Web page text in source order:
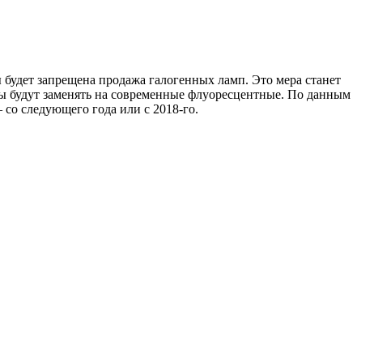
запрещена продажа галогенных ламп. Это мера станет
заменять на современные флуоресцентные. По данным
следующего года или с 2018-го.